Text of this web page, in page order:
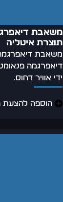
תוצרת איטליה
דיאפרגמה
ידי אוויר דחוס.
הוספה להצעת